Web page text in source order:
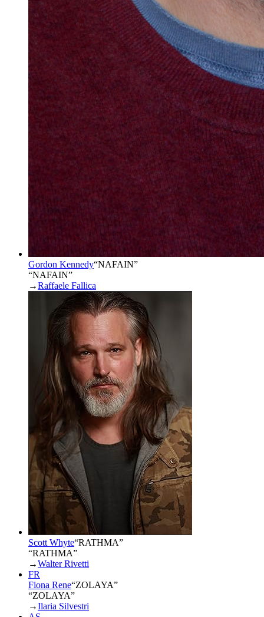
Gordon Kennedy“NAFAIN”
“NAFAIN”
→Raffaele Fallica
Scott Whyte“RATHMA”
“RATHMA”
→Walter Rivetti
FR
Fiona Rene“ZOLAYA”
“ZOLAYA”
→Ilaria Silvestri